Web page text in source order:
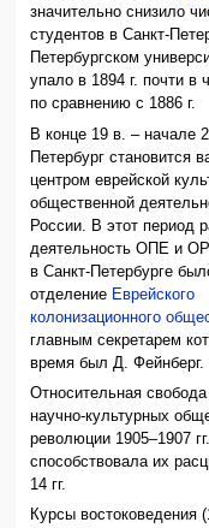
значительно снизило
студентов в Санкт-
Петербургском
упало в 1894 г. почти в
по сравнению с 1886 г.
В конце 19 в. – начале
Петербург становится
центром еврейской
общественной
России. В этот период
деятельность ОПЕ и
в Санкт-Петербурге
отделение Еврейского
колонизационного
главным секретарем
время был Д. Фейнберг.
Относительная
научно-культурных
революции 1905–1907 гг.
способствовала их
14 гг.
Курсы востоковедения